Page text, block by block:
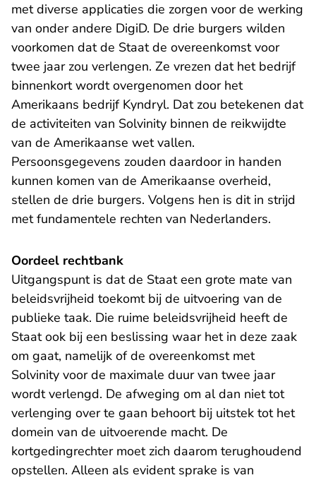
met diverse applicaties die zorgen voor de werking
van onder andere DigiD. De drie burgers wilden
voorkomen dat de Staat de overeenkomst voor
twee jaar zou verlengen. Ze vrezen dat het bedrijf
binnenkort wordt overgenomen door het
Amerikaans bedrijf Kyndryl. Dat zou betekenen dat
de activiteiten van Solvinity binnen de reikwijdte
van de Amerikaanse wet vallen.
Persoonsgegevens zouden daardoor in handen
kunnen komen van de Amerikaanse overheid,
stellen de drie burgers. Volgens hen is dit in strijd
met fundamentele rechten van Nederlanders.
Oordeel rechtbank
Uitgangspunt is dat de Staat een grote mate van
beleidsvrijheid toekomt bij de uitvoering van de
publieke taak. Die ruime beleidsvrijheid heeft de
Staat ook bij een beslissing waar het in deze zaak
om gaat, namelijk of de overeenkomst met
Solvinity voor de maximale duur van twee jaar
wordt verlengd. De afweging om al dan niet tot
verlenging over te gaan behoort bij uitstek tot het
domein van de uitvoerende macht. De
kortgedingrechter moet zich daarom terughoudend
opstellen. Alleen als evident sprake is van